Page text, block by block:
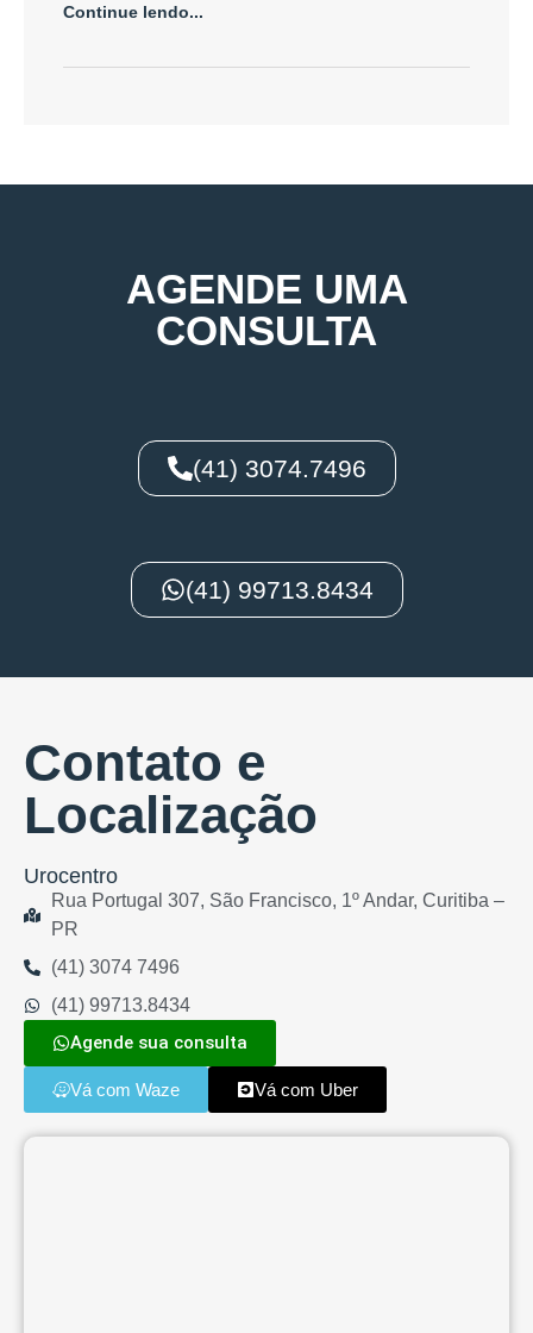
Continue lendo...
AGENDE UMA
CONSULTA
(41) 3074.7496
(41) 99713.8434
Contato e
Localização
Urocentro
Rua Portugal 307, São Francisco, 1º Andar, Curitiba –
PR
(41) 3074 7496
(41) 99713.8434
Agende sua consulta
Vá com Waze Vá com Uber